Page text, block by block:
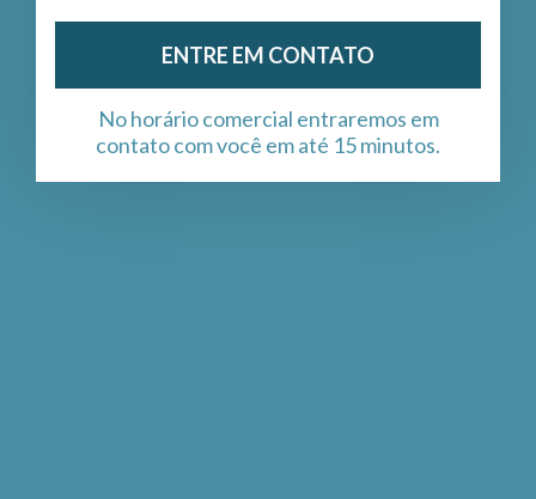
ENTRE EM CONTATO
No horário comercial entraremos em
contato com você em até 15 minutos.